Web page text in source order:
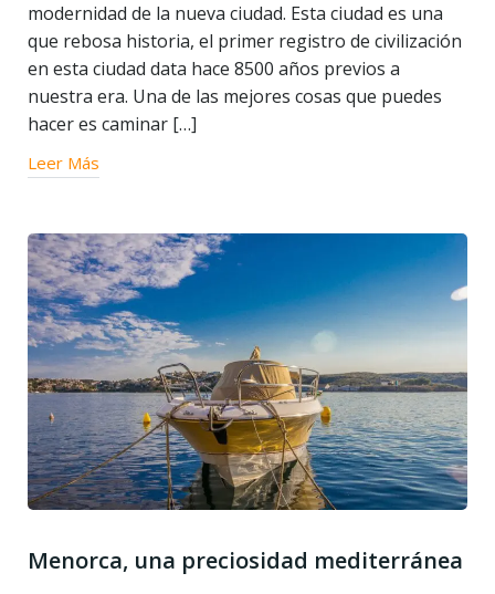
modernidad de la nueva ciudad. Esta ciudad es una
que rebosa historia, el primer registro de civilización
en esta ciudad data hace 8500 años previos a
nuestra era. Una de las mejores cosas que puedes
hacer es caminar […]
Leer Más
Menorca, una preciosidad mediterránea